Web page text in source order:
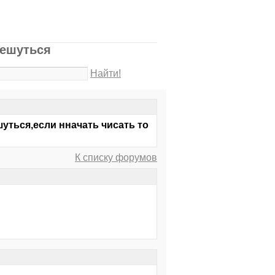
Найти!
нначать чисать то
К списку форумов